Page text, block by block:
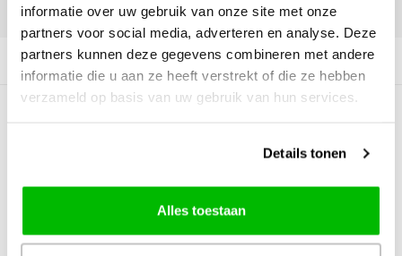
informatie over uw gebruik van onze site met onze
partners voor social media, adverteren en analyse. Deze
partners kunnen deze gegevens combineren met andere
informatie die u aan ze heeft verstrekt of die ze hebben
verzameld op basis van uw gebruik van hun services.
Details tonen
Alles toestaan
DELEN:
Productomschrijving